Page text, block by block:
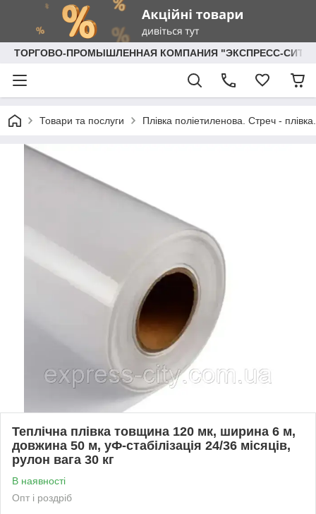
ТОРГОВО-ПРОМЫШЛЕННАЯ КОМПАНИЯ "ЭКСПРЕСС-СИТИ"
Товари та послуги Плівка поліетиленова. Стреч -
Теплічна плівка товщина 120 мк, ширина 6 м,
довжина 50 м, уФ-стабілізація 24/36 місяців,
рулон вага 30 кг
В наявності
Опт і роздріб